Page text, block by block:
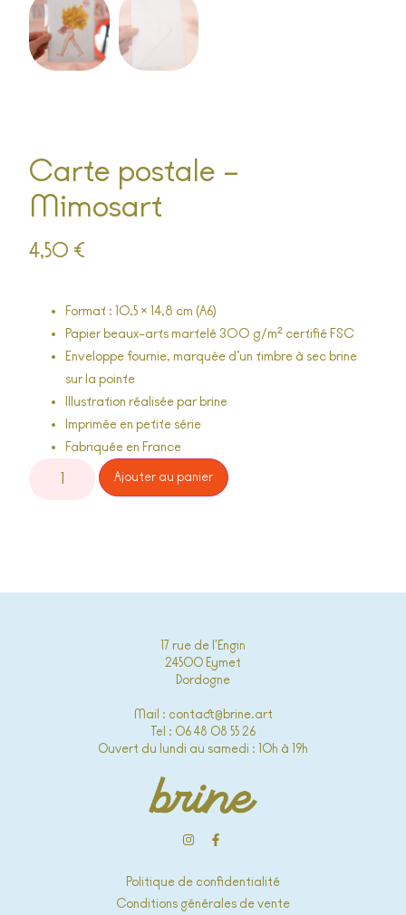
Carte postale –
Mimosart
4,50 €
Format : 10,5 × 14,8 cm (A6)
Papier beaux-arts martelé 300 g/m² certifié FSC
Enveloppe fournie, marquée d’un timbre à sec brine
sur la pointe
Illustration réalisée par brine
Imprimée en petite série
Fabriquée en France
Ajouter au panier
17 rue de l'Engin
24500 Eymet
Dordogne
Mail : contact@brine.art
Tel : 06 48 08 55 26
Ouvert du lundi au samedi : 10h à 19h
Politique de confidentialité
Conditions générales de vente